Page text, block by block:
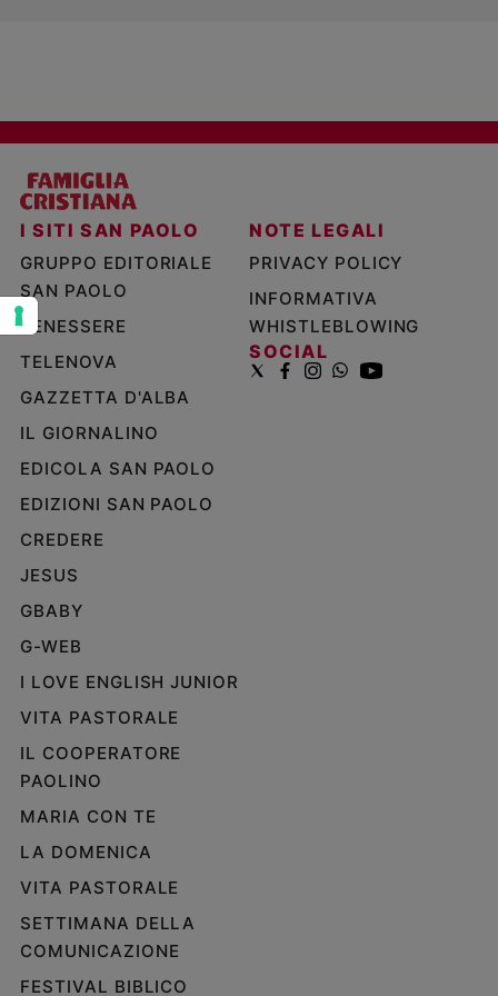
Riflessioni
Foto
Podcast
Chi
siamo
Pubblicità
Registrati
I SITI SAN PAOLO
GRUPPO EDITORIALE
SAN PAOLO
BENESSERE
TELENOVA
GAZZETTA D'ALBA
IL GIORNALINO
EDICOLA SAN PAOLO
EDIZIONI SAN PAOLO
CREDERE
JESUS
GBABY
G-WEB
I LOVE ENGLISH JUNIOR
VITA PASTORALE
IL COOPERATORE
PAOLINO
MARIA CON TE
LA DOMENICA
VITA PASTORALE
SETTIMANA DELLA
COMUNICAZIONE
FESTIVAL BIBLICO
NOTE LEGALI
PRIVACY POLICY
INFORMATIVA
WHISTLEBLOWING
SOCIAL